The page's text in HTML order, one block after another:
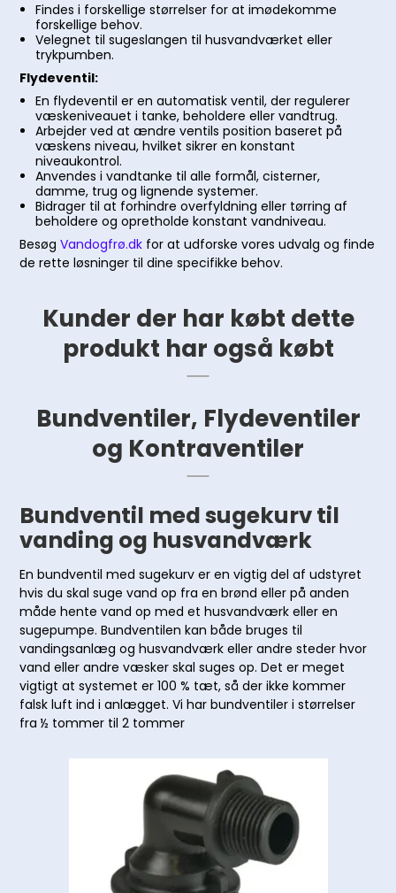
Findes i forskellige størrelser for at imødekomme
forskellige behov.
Velegnet til sugeslangen til husvandværket eller
trykpumben.
Flydeventil:
En flydeventil er en automatisk ventil, der regulerer
væskeniveauet i tanke, beholdere eller vandtrug.
Arbejder ved at ændre ventils position baseret på
væskens niveau, hvilket sikrer en konstant
niveaukontrol.
Anvendes i vandtanke til alle formål, cisterner,
damme, trug og lignende systemer.
Bidrager til at forhindre overfyldning eller tørring af
beholdere og opretholde konstant vandniveau.
BesøgVandogfrø.dk for at udforske vores udvalg og finde
de rette løsninger til dine specifikke behov.
Kunder der har købt dette
produkt har også købt
Bundventiler, Flydeventiler
og Kontraventiler
Bundventil med sugekurv til
vanding og husvandværk
En bundventil med sugekurv er en vigtig del af udstyret
hvis du skal suge vand op fra en brønd eller på anden
måde hente vand op med et husvandværk eller en
sugepumpe. Bundventilen kan både bruges til
vandingsanlæg og husvandværk eller andre steder hvor
vand eller andre væsker skal suges op. Det er meget
vigtigt at systemet er 100 % tæt, så der ikke kommer
falsk luft ind i anlægget. Vi har bundventiler i størrelser
fra ½ tommer til 2 tommer